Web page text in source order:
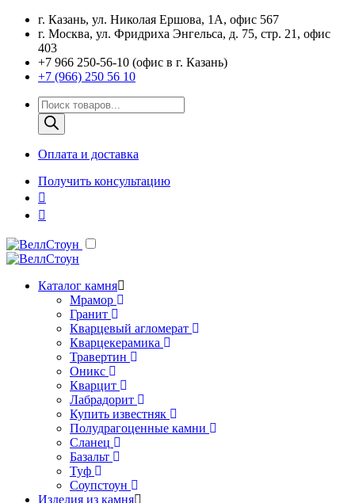
г. Казань, ул. Николая Ершова, 1А, офис 567
г. Москва, ул. Фридриха Энгельса, д. 75, стр. 21, офис
403
+7 966 250-56-10 (офис в г. Казань)
+7 (966) 250 56 10
Поиск
товаров
Оплата и доставка
Получить консультацию
Каталог камня
Мрамор
Гранит
Кварцевый агломерат
Кварцекерамика
Травертин
Оникс
Кварцит
Лабрадорит
Купить известняк
Полудрагоценные камни
Сланец
Базальт
Туф
Соупстоун
Изделия из камня